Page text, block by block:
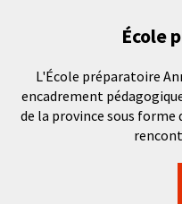
École
L'École préparatoire
encadrement
de la province sous forme